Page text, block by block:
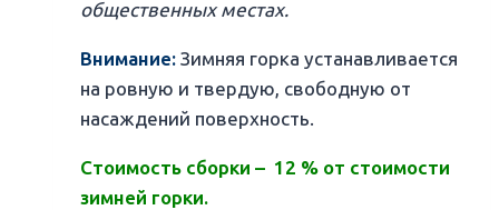
общественных местах.
Внимание: Зимняя горка устанавливается
на ровную и твердую, свободную от
насаждений поверхность.
Стоимость сборки – 12 % от стоимости
зимней горки.